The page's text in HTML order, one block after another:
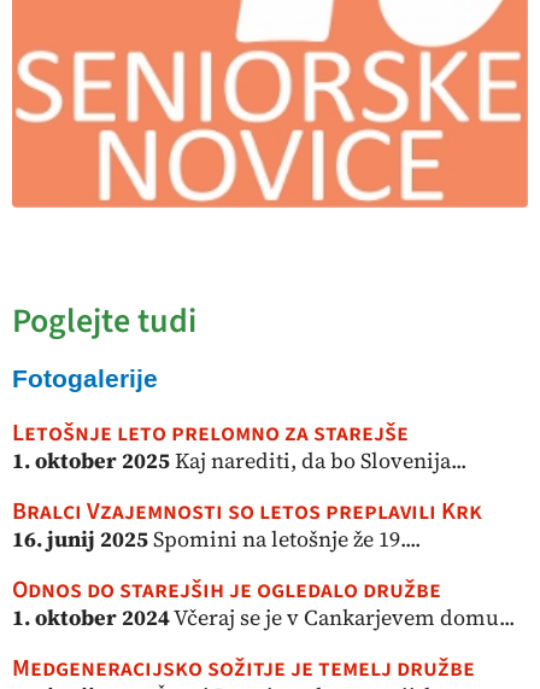
Poglejte tudi
Fotogalerije
Letošnje leto prelomno za starejše
1. oktober 2025Kaj narediti, da bo Slovenija...
Bralci Vzajemnosti so letos preplavili Krk
16. junij 2025Spomini na letošnje že 19....
Odnos do starejših je ogledalo družbe
1. oktober 2024Včeraj se je v Cankarjevem domu...
Medgeneracijsko sožitje je temelj družbe